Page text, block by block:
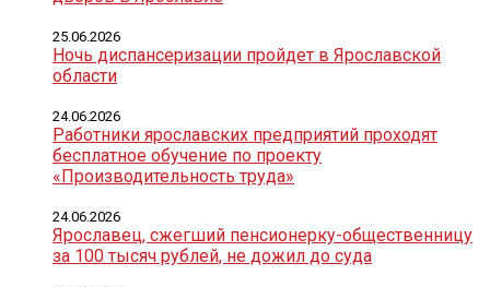
Ночь диспансеризации пройдет в Ярославской
области
25.06.2026
Работники ярославских предприятий проходят
бесплатное обучение по проекту
«Производительность труда»
24.06.2026
Ярославец, сжегший пенсионерку-общественницу
за 100 тысяч рублей, не дожил до суда
24.06.2026